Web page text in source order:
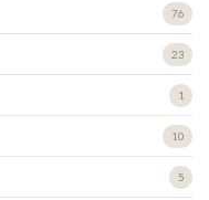
76
23
1
10
5